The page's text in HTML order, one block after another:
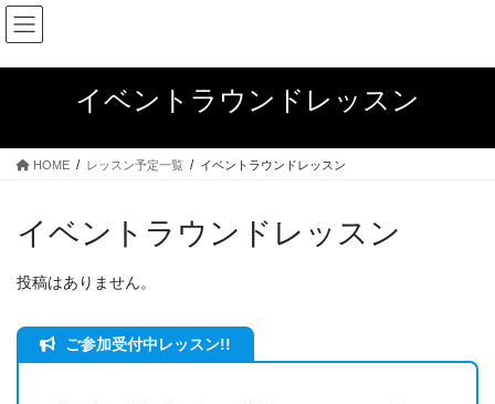
コ
ン
ス
ナ
ビ
ン
イベントラウンドレッスン
HOME レッスン予定一覧 イベントラウンドレッスン
イベントラウンドレッスン
投稿はありません。
ご参加受付中レッスン!!